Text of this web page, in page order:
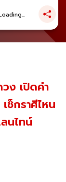
ง เปิดคำ
ช็กราศีไหน
นไทน์